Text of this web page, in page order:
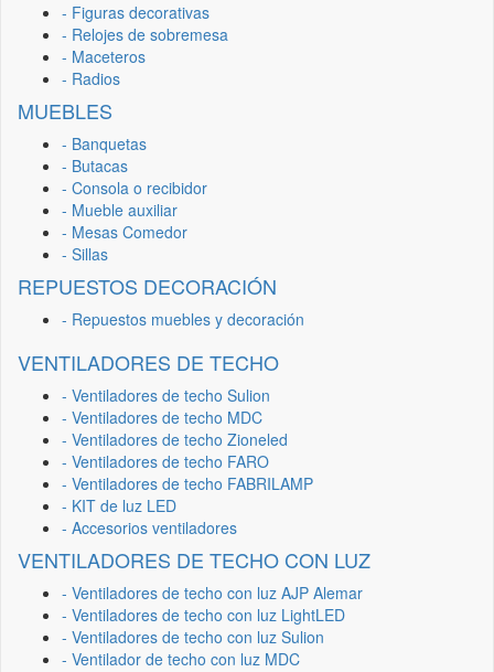
- Figuras decorativas
- Relojes de sobremesa
- Maceteros
- Radios
MUEBLES
- Banquetas
- Butacas
- Consola o recibidor
- Mueble auxiliar
- Mesas Comedor
- Sillas
REPUESTOS DECORACIÓN
- Repuestos muebles y decoración
VENTILADORES DE TECHO
- Ventiladores de techo Sulion
- Ventiladores de techo MDC
- Ventiladores de techo Zioneled
- Ventiladores de techo FARO
- Ventiladores de techo FABRILAMP
- KIT de luz LED
- Accesorios ventiladores
VENTILADORES DE TECHO CON LUZ
- Ventiladores de techo con luz AJP Alemar
- Ventiladores de techo con luz LightLED
- Ventiladores de techo con luz Sulion
- Ventilador de techo con luz MDC